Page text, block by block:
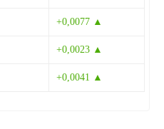
+0,0077 ▲
+0,0023 ▲
+0,0041 ▲